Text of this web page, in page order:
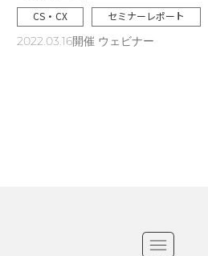
CS・CX セミナーレポート
2022.03.16開催 ウェビナー